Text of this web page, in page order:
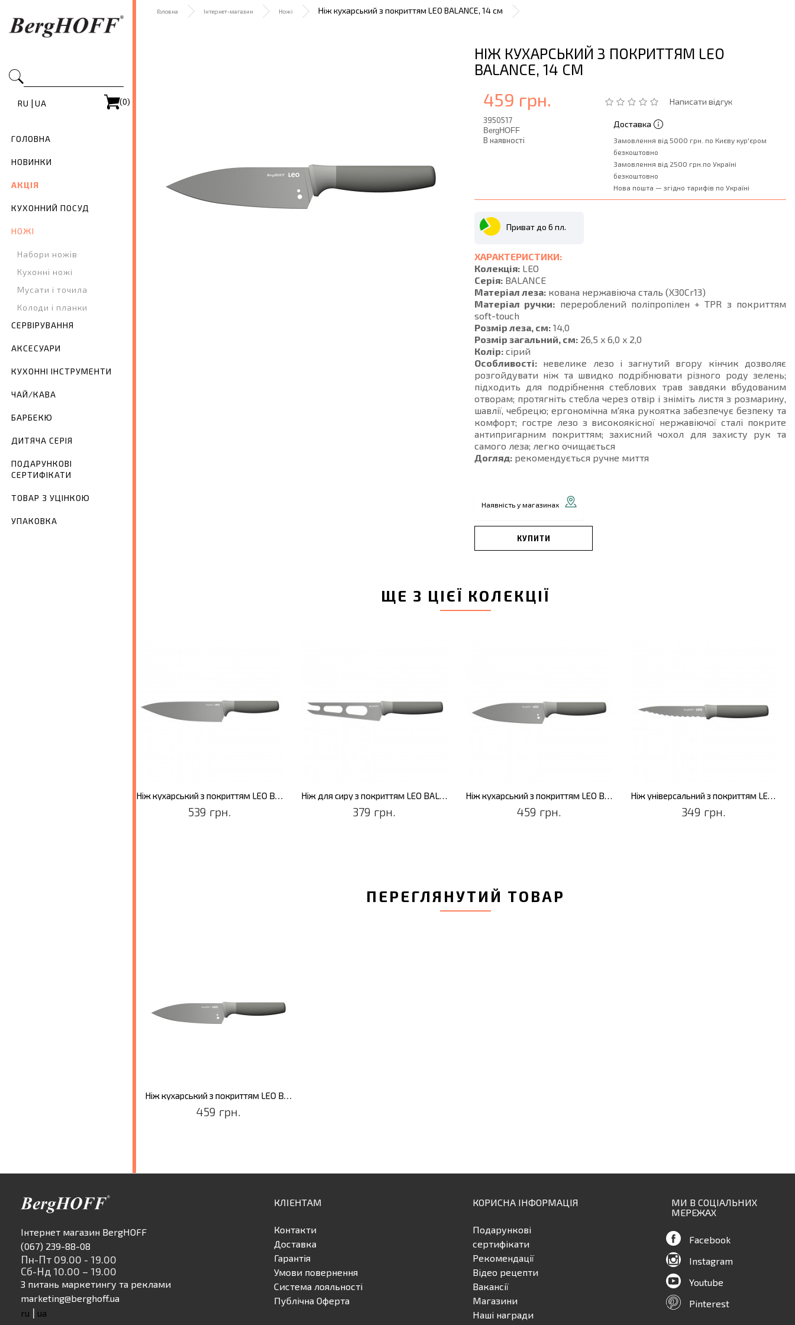
RU | UA (0)
ГОЛОВНА
НОВИНКИ
АКЦІЯ
КУХОННИЙ ПОСУД
НОЖІ
Набори ножів
Кухонні ножі
Мусати і точила
Колоди і планки
СЕРВІРУВАННЯ
АКСЕСУАРИ
КУХОННІ ІНСТРУМЕНТИ
ЧАЙ/КАВА
БАРБЕКЮ
ДИТЯЧА СЕРІЯ
ПОДАРУНКОВІ
СЕРТИФІКАТИ
ТОВАР З УЦІНКОЮ
УПАКОВКА
Головна Інтернет-магазин Ножі Ніж кухарський з покриттям LEO BALANCE, 14 см
НІЖ КУХАРСЬКИЙ З ПОКРИТТЯМ LEO
BALANCE, 14 СМ
Написати відгук
459 грн.
3950517
BergHOFF
В наявності
Доставка
Замовлення від 5000 грн. по Києву кур'єром
безкоштовно
Замовлення від 2500 грн.по Україні
безкоштовно
Нова пошта — згідно тарифів по Україні
Приват до 6 пл.
ХАРАКТЕРИСТИКИ:
Колекція: LEO
Серія: BALANCE
Матеріал леза: кована нержавіюча сталь (X30Cr13)
Матеріал ручки: перероблений поліпропілен + TPR з покриттям
soft-touch
Розмір леза, см: 14,0
Розмір загальний, см: 26,5 x 6,0 x 2,0
Колір: сірий
Особливості: невелике лезо і загнутий вгору кінчик дозволяє
розгойдувати ніж та швидко подрібнювати різного роду зелень;
підходить для подрібнення стеблових трав завдяки вбудованим
отворам; протягніть стебла через отвір і зніміть листя з розмарину,
шавлії, чебрецю; ергономічна м'яка рукоятка забезпечує безпеку та
комфорт; гостре лезо з високоякісної нержавіючої сталі покрите
антипригарним покриттям; захисний чохол для захисту рук та
самого леза; легко очищається
Догляд: рекомендується ручне миття
Наявність у магазинах
КУПИТИ
ЩЕ З ЦІЄЇ КОЛЕКЦІЇ
Ніж кухарський з покриттям LEO BALANCE, 19 см
539 грн.
Ніж для сиру з покриттям LEO BALANCE, 13 см
379 грн.
Ніж кухарський з покриттям LEO BALANCE, 14 см
459 грн.
Ніж універсальний з покриттям LEO BALANCE, 11,5 см
349 грн.
ПЕРЕГЛЯНУТИЙ ТОВАР
Ніж кухарський з покриттям LEO BALANCE, 14 см
459 грн.
Інтернет магазин BergHOFF
(067) 239-88-08
Пн-Пт 09.00 - 19.00
Сб-Нд 10.00 – 19.00
З питань маркетингу та реклами
marketing@berghoff.ua
ru | ua
КЛІЕНТАМ
Контакти
Доставка
Гарантія
Умови повернення
Система лояльності
Публічна Оферта
КОРИСНА ІНФОРМАЦІЯ
Подарункові
сертифікати
Рекомендації
Відео рецепти
Вакансії
Магазини
Наші награди
МИ В СОЦІАЛЬНИХ
МЕРЕЖАХ
Facebook
Instagram
Youtube
Pinterest